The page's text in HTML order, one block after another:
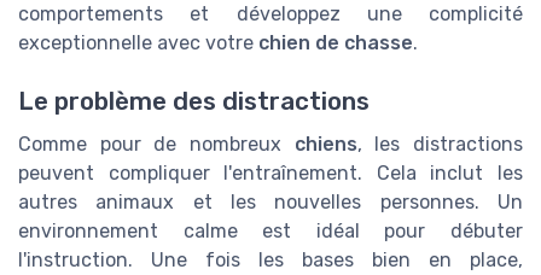
comportements et développez une complicité
exceptionnelle avec votre chien de chasse.
Le problème des distractions
Comme pour de nombreux chiens, les distractions
peuvent compliquer l'entraînement. Cela inclut les
autres animaux et les nouvelles personnes. Un
environnement calme est idéal pour débuter
l'instruction. Une fois les bases bien en place,